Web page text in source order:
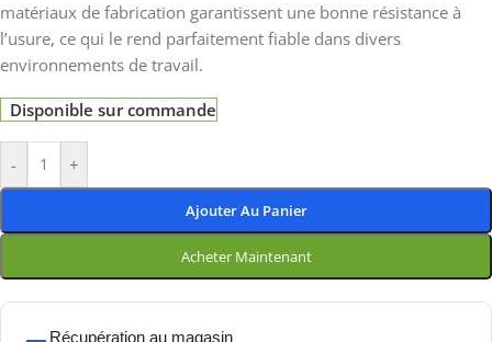
matériaux de fabrication garantissent une bonne résistance à
l’usure, ce qui le rend parfaitement fiable dans divers
environnements de travail.
Disponible sur commande
- +
Ajouter Au Panier
Acheter Maintenant
Récupération au magasin